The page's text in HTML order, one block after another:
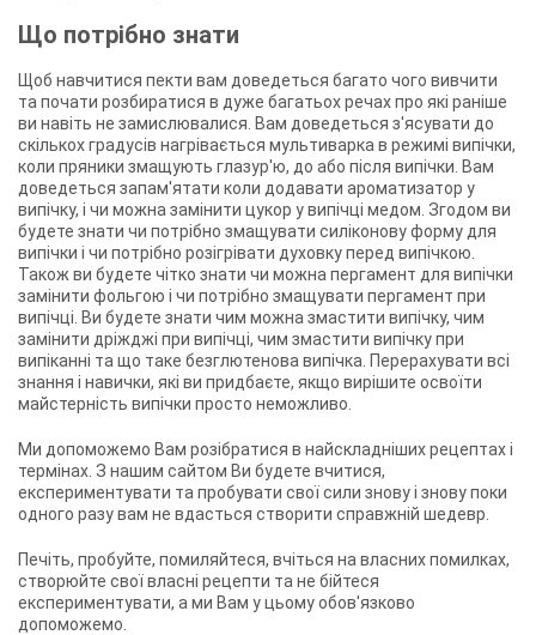
Що потрібно знати
Щоб навчитися пекти вам доведеться багато чого вивчити
та почати розбиратися в дуже багатьох речах про які раніше
ви навіть не замислювалися. Вам доведеться з'ясувати до
скількох градусів нагрівається мультиварка в режимі випічки,
коли пряники змащують глазур'ю, до або після випічки. Вам
доведеться запам'ятати коли додавати ароматизатор у
випічку, і чи можна замінити цукор у випічці медом. Згодом ви
будете знати чи потрібно змащувати силіконову форму для
випічки і чи потрібно розігрівати духовку перед випічкою.
Також ви будете чітко знати чи можна пергамент для випічки
замінити фольгою і чи потрібно змащувати пергамент при
випічці. Ви будете знати чим можна змастити випічку, чим
замінити дріжджі при випічці, чим змастити випічку при
випіканні та що таке безглютенова випічка. Перерахувати всі
знання і навички, які ви придбаєте, якщо вирішите освоїти
майстерність випічки просто неможливо.
Ми допоможемо Вам розібратися в найскладніших рецептах і
термінах. З нашим сайтом Ви будете вчитися,
експериментувати та пробувати свої сили знову і знову поки
одного разу вам не вдасться створити справжній шедевр.
Печіть, пробуйте, помиляйтеся, вчіться на власних помилках,
створюйте свої власні рецепти та не бійтеся
експериментувати, а ми Вам у цьому обов'язково
допоможемо.